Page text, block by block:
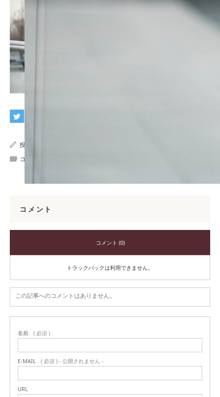
投稿者:
コメント:
コメント
コメント (0)
トラックバックは利用できません。
この記事へのコメントはありません。
名前 ( 必須 )
E-MAIL ( 必須 ) - 公開されません -
URL